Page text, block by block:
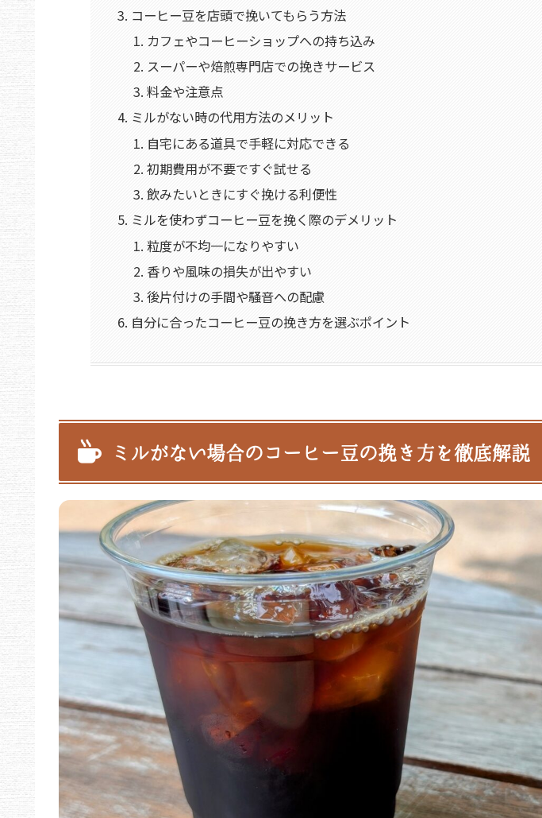
コーヒー豆を店頭で挽いてもらう方法
カフェやコーヒーショップへの持ち込み
スーパーや焙煎専門店での挽きサービス
料金や注意点
ミルがない時の代用方法のメリット
自宅にある道具で手軽に対応できる
初期費用が不要ですぐ試せる
飲みたいときにすぐ挽ける利便性
ミルを使わずコーヒー豆を挽く際のデメリット
粒度が不均一になりやすい
香りや風味の損失が出やすい
後片付けの手間や騒音への配慮
自分に合ったコーヒー豆の挽き方を選ぶポイント
ミルがない場合のコーヒー豆の挽き方を徹底解説